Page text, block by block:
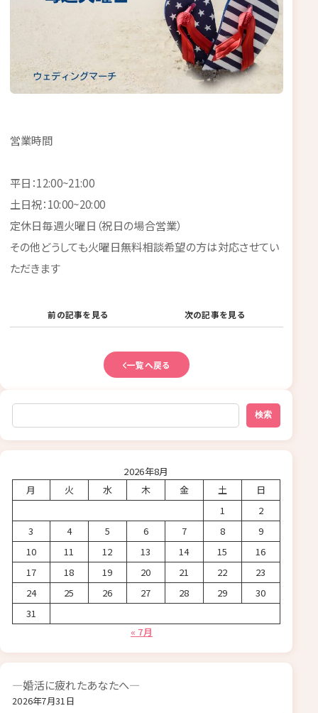
営業時間
平日：12:00~21:00
土日祝：10:00~20:00
定休日毎週火曜日（祝日の場合営業）
その他どうしても火曜日無料相談希望の方は対応させてい
ただきます
前の記事を見る 次の記事を見る
一覧へ戻る
検索
検索
2026年8月
月
火 水 木 金 土
日
1
2
3
4 5 6 7 8
9
10
11 12 13 14 15
16
17
18 19 20 21 22
23
24
25 26 27 28 29
30
31
« 7月
―婚活に疲れたあなたへ―
2026年7月31日